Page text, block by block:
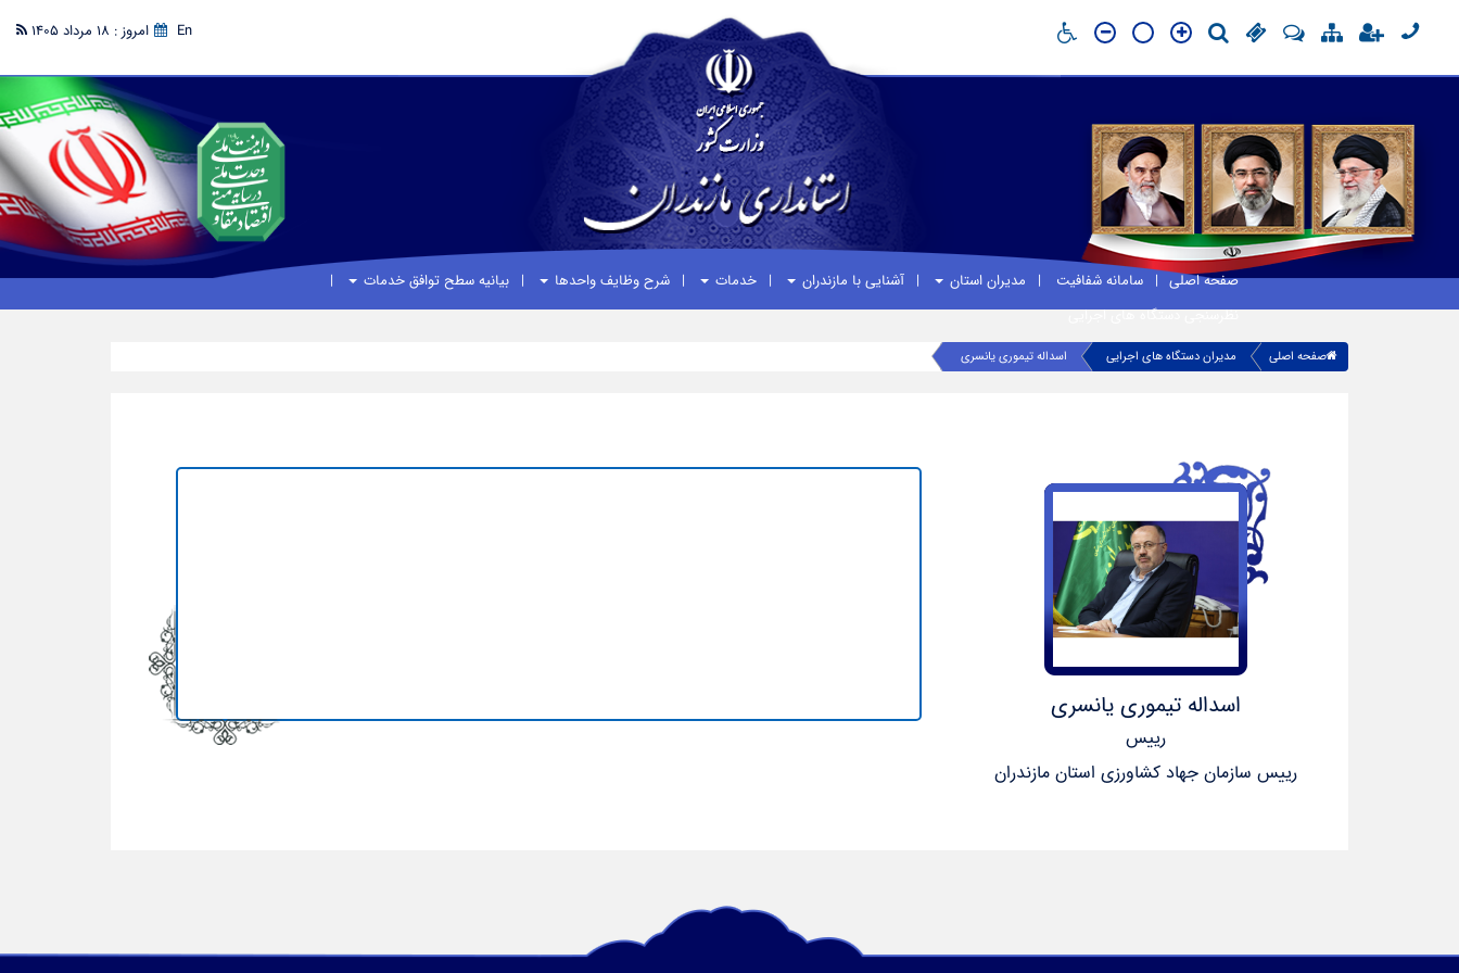
En امروز : 18 مرداد 1405
صفحه اصلی سامانه شفافیت مدیران استان آشنایی با مازندران خدمات شرح وظایف واحدها
بیانیه سطح توافق خدمات
نظرسنجی دستگاه های اجرایی
صفحه اصلی مدیران دستگاه های اجرایی اسداله تیموری یانسری
اسداله تیموری یانسری
رییس
رییس سازمان جهاد کشاورزی استان مازندران